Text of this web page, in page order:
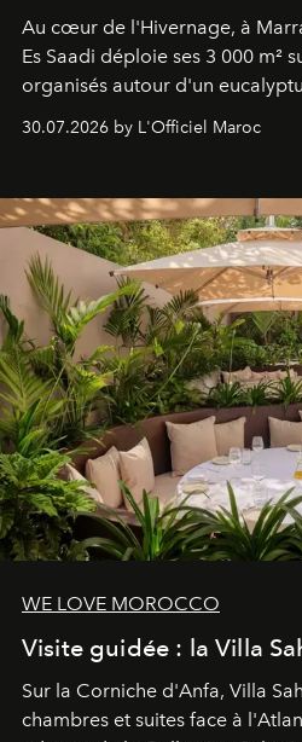
Au cœur de l'Hivernage, à
Es Saadi déploie ses 3 000 m²
organisés autour d'un
neuro-cosmétique, parcours
entièreté, entre science des
reposants.
30.07.2026 by L'Officiel Maroc
WE LOVE MOROCCO
Visite guidée : la Villa
Sur la Corniche d'Anfa, Villa
chambres et suites face à